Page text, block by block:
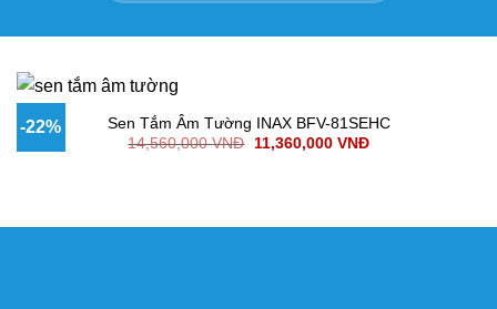
-22%
Sen Tắm Âm Tường INAX BFV-81SEHC
14,560,000VNĐ 11,360,000 VNĐ